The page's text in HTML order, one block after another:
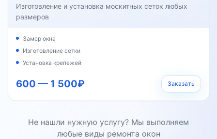
Изготовление и установка москитных сеток любых
размеров
Замер окна
Изготовление сетки
Установка крепежей
600 — 1 500₽ Заказать
Не нашли нужную услугу? Мы выполняем
любые виды ремонта окон